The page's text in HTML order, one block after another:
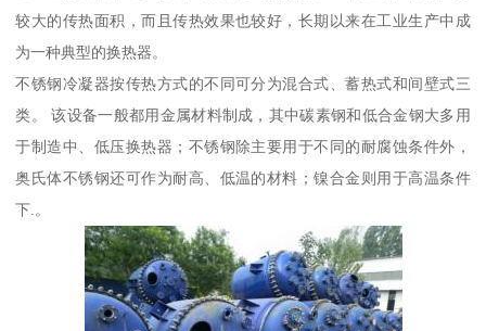
较大的传热面积，而且传热效果也较好，长期以来在工业生产中成
为一种典型的换热器。
不锈钢冷凝器按传热方式的不同可分为混合式、蓄热式和间壁式三
类。 该设备一般都用金属材料制成，其中碳素钢和低合金钢大多用
于制造中、低压换热器；不锈钢除主要用于不同的耐腐蚀条件外，
奥氏体不锈钢还可作为耐高、低温的材料；镍合金则用于高温条件
下.。